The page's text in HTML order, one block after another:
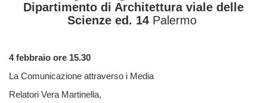
Dipartimento di Architettura viale delle
Scienze ed. 14 Palermo
4 febbraio ore 15.30
La Comunicazione attraverso i Media
Relatori Vera Martinella,